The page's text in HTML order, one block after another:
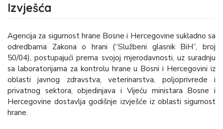
Izvješća
Agencija za sigurnost hrane Bosne i Hercegovine sukladno sa
odredbama Zakona o hrani (“Službeni glasnik BiH”, broj
50/04), postupajući prema svojoj mjerodavnosti, uz suradnju
sa laboratorijama za kontrolu hrane u Bosni i Hercegovini iz
oblasti javnog zdravstva, veterinarstva, poljoprivrede i
privatnog sektora, objedinjava i Vijeću ministara Bosne i
Hercegovine dostavlja godišnje izvješće iz oblasti sigurnost
hrane.